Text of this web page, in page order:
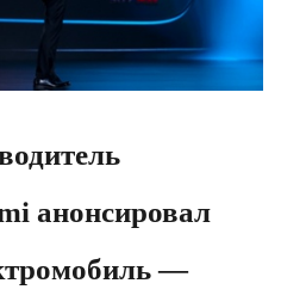
анонсировал
—